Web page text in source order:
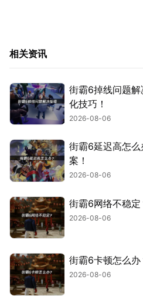
相关资讯
街霸6掉线问题
化技巧！
2026-08-06
街霸6延迟高怎
案！
2026-08-06
街霸6网络不稳定
2026-08-06
街霸6卡顿怎么办
2026-08-06